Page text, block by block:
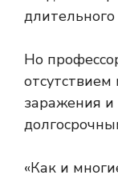
длительного
Но
заражения
«Как и